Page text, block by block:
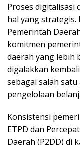
Proses digitalisasi
hal yang strategis.
Pemerintah
komitmen
daerah yang lebih
digalakkan
sebagai salah
pengelolaan
Konsistensi
ETPD dan
Daerah (P2DD) di